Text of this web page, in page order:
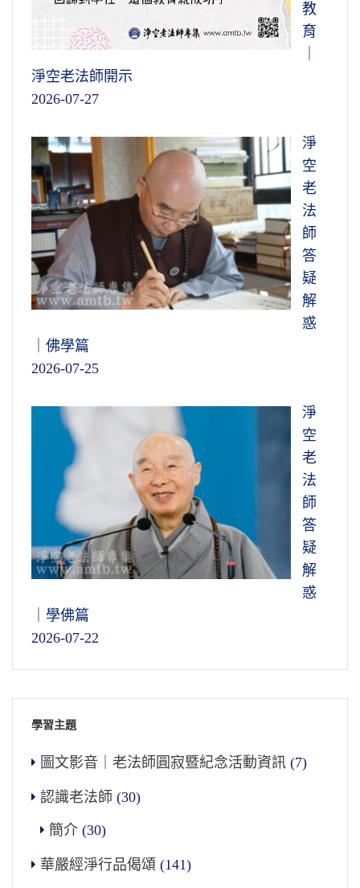
教
育
淨空老法師開示
2026-07-27
淨
空
老
法
師
答
疑
解
惑
｜佛學篇
2026-07-25
淨
空
老
法
師
答
疑
解
惑
｜學佛篇
2026-07-22
學習主題
圖文影音｜老法師圓寂暨紀念活動資訊 (7)
認識老法師 (30)
簡介 (30)
華嚴經淨行品偈頌 (141)